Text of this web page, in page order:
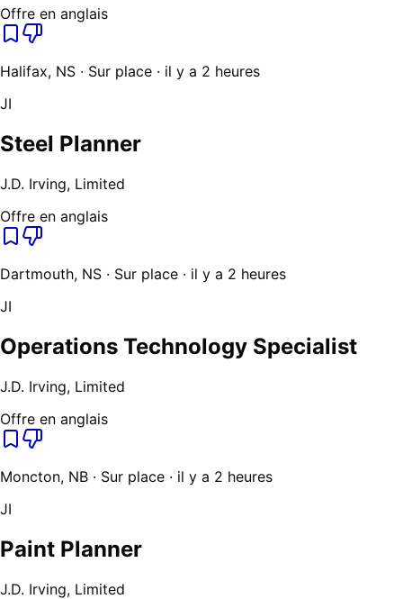
Offre en anglais
Halifax, NS · Sur place · il y a 2 heures
JI
Steel Planner
J.D. Irving, Limited
Offre en anglais
Dartmouth, NS · Sur place · il y a 2 heures
JI
Operations Technology Specialist
J.D. Irving, Limited
Offre en anglais
Moncton, NB · Sur place · il y a 2 heures
JI
Paint Planner
J.D. Irving, Limited